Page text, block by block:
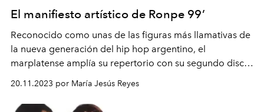
El manifiesto artístico de Ronpe 99’
Reconocido como unas de las figuras más llamativas de
la nueva generación del hip hop argentino, el
marplatense amplía su repertorio con su segundo disco
20.11.2023 por María Jesús Reyes